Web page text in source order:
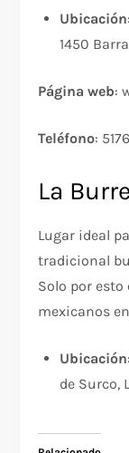
Ubicación
1450
Página web:
Teléfono:
La
Lugar ideal
tradicional
Solo por
mexicanos
Ubicación
de Surco,